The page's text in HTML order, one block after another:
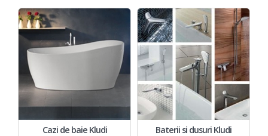
Cazi de baie Kludi Baterii si dusuri Kludi